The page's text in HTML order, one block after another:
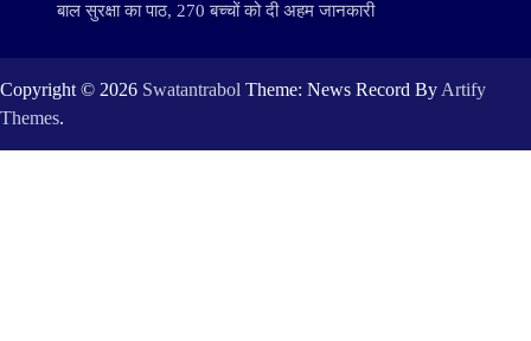
बाल सुरक्षा का पाठ, 270 बच्चों को दी अहम जानकारी
Copyright © 2026 Swatantrabol Theme: News Record By Artify
Themes.